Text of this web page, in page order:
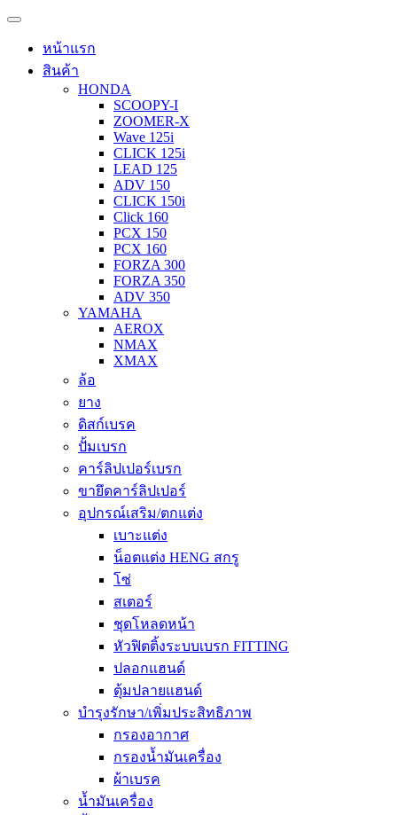
หน้าแรก
สินค้า
HONDA
SCOOPY-I
ZOOMER-X
Wave 125i
CLICK 125i
LEAD 125
ADV 150
CLICK 150i
Click 160
PCX 150
PCX 160
FORZA 300
FORZA 350
ADV 350
YAMAHA
AEROX
NMAX
XMAX
ล้อ
ยาง
ดิสก์เบรค
ปั้มเบรก
คาร์ลิปเปอร์เบรก
ขายึดคาร์ลิปเปอร์
อุปกรณ์เสริม/ตกแต่ง
เบาะแต่ง
น็อตแต่ง HENG สกรู
โซ่
สเตอร์
ชุดโหลดหน้า
หัวฟิตติ้งระบบเบรก FITTING
ปลอกแฮนด์
ตุ้มปลายแฮนด์
บำรุงรักษา/เพิ่มประสิทธิภาพ
กรองอากาศ
กรองน้ำมันเครื่อง
ผ้าเบรค
น้ำมันเครื่อง